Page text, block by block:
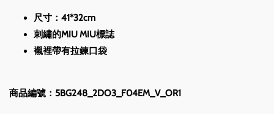
尺寸：41*32cm
刺繡的MIU MIU標誌
襯裡帶有拉鍊口袋
商品編號： 5BG248_2DO3_F04EM_V_OR1